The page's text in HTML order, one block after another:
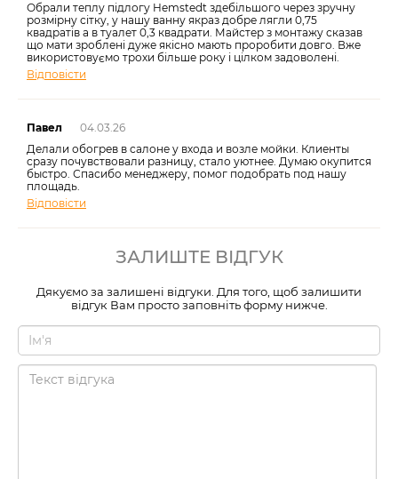
Обрали теплу підлогу Hemstedt здебільшого через зручну
розмірну сітку, у нашу ванну якраз добре лягли 0,75
квадратів а в туалет 0,3 квадрати. Майстер з монтажу сказав
що мати зроблені дуже якісно мають проробити довго. Вже
використовуємо трохи більше року і цілком задоволені.
Відповісти
Павел
04.03.26
Делали обогрев в салоне у входа и возле мойки. Клиенты
сразу почувствовали разницу, стало уютнее. Думаю окупится
быстро. Спасибо менеджеру, помог подобрать под нашу
площадь.
Відповісти
ЗАЛИШТЕ ВІДГУК
Дякуємо за залишені відгуки. Для того, щоб залишити
відгук Вам просто заповніть форму нижче.